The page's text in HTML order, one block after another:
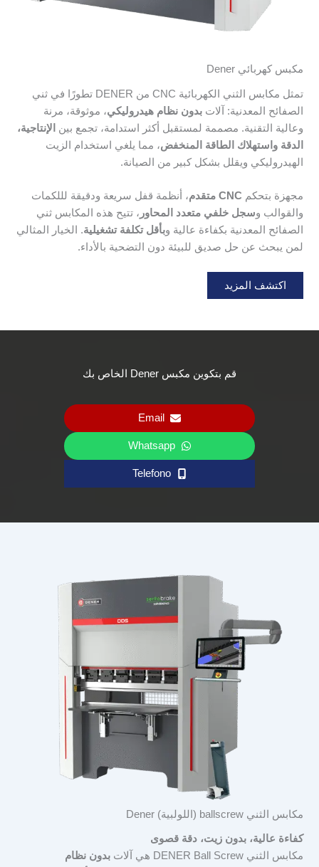
مكبس كهربائي Dener
تمثل مكابس الثني الكهربائية CNC من DENER تطورًا في ثني
الصفائح المعدنية: آلات بدون نظام هيدروليكي، موثوقة، مرنة
وعالية التقنية. مصممة لمستقبل أكثر استدامة، تجمع بين
الإنتاجية،
الدقة واستهلاك الطاقة المنخفض، مما يلغي استخدام الزيت
الهيدروليكي ويقلل بشكل كبير من الصيانة.
مجهزة بتحكم CNC متقدم
، أنظمة قفل سريعة ودقيقة لللكمات
والقوالب وسجل خلفي متعدد المحاور ، تتيح هذه المكابس ثني
الصفائح المعدنية بكفاءة عالية وبأقل تكلفة تشغيلية. الخيار المثالي
لمن يبحث عن حل صديق للبيئة دون التضحية بالأداء.
اكتشف المزيد
قم بتكوين مكبس Dener الخاص بك
Email
Whatsapp
Telefono
مكابس الثني ballscrew (اللولبية) Dener
كفاءة عالية، بدون زيت، دقة قصوى
مكابس الثني DENER Ball Screw هي آلات
بدون نظام